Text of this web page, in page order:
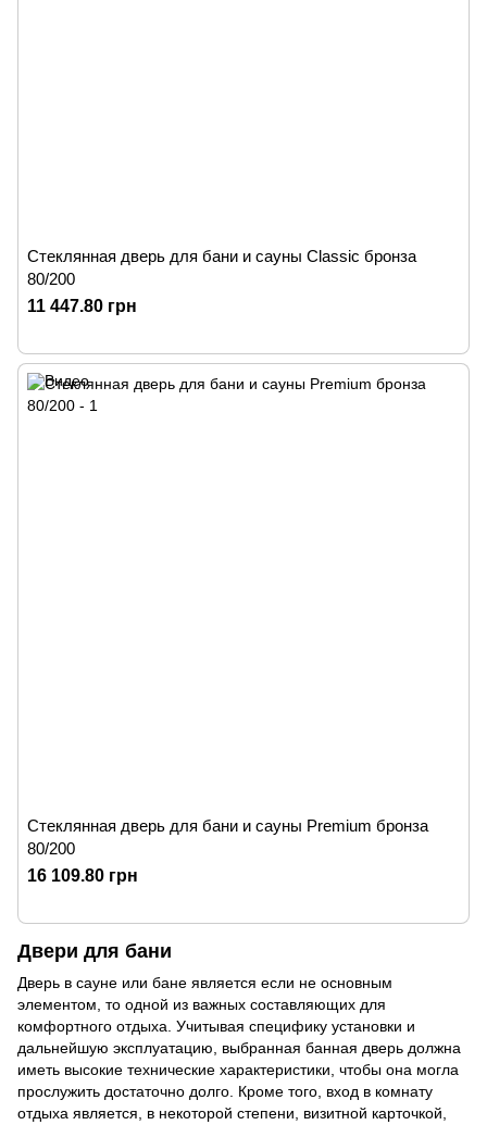
Стеклянная дверь для бани и сауны Classic бронза
80/200
11 447.80 грн
Стеклянная дверь для бани и сауны Premium бронза
80/200
16 109.80 грн
Двери для бани
Дверь в сауне или бане является если не основным
элементом, то одной из важных составляющих для
комфортного отдыха. Учитывая специфику установки и
дальнейшую эксплуатацию, выбранная банная дверь должна
иметь высокие технические характеристики, чтобы она могла
прослужить достаточно долго. Кроме того, вход в комнату
отдыха является, в некоторой степени, визитной карточкой,